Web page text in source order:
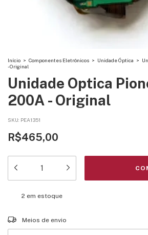
Início > Componentes Eletrônicos > Unidade Óptica >
- Original
Unidade Optica
200A - Original
SKU: PEA1351
R$465,00
2 em estoque
Entregas para o CEP:
Meios de envio